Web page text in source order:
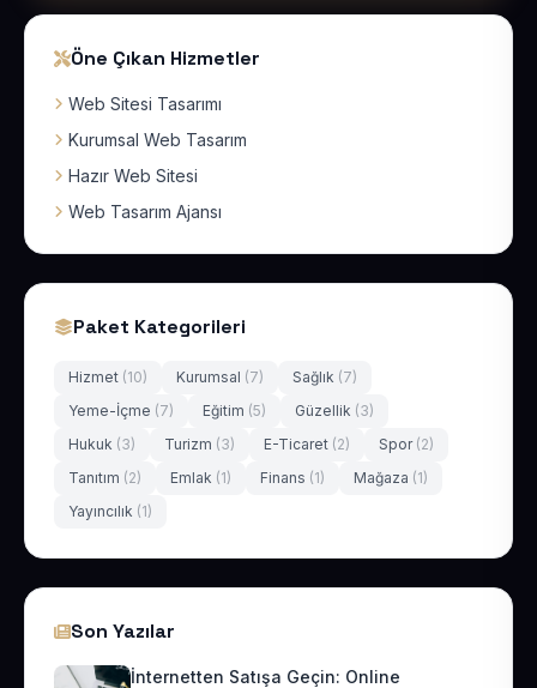
Öne Çıkan Hizmetler
Web Sitesi Tasarımı
Kurumsal Web Tasarım
Hazır Web Sitesi
Web Tasarım Ajansı
Paket Kategorileri
Hizmet (10) Kurumsal (7) Sağlık (7)
Yeme-İçme (7) Eğitim (5) Güzellik (3)
Hukuk (3) Turizm (3) E-Ticaret (2) Spor (2)
Tanıtım (2) Emlak (1) Finans (1) Mağaza (1)
Yayıncılık (1)
Son Yazılar
İnternetten Satışa Geçin: Online